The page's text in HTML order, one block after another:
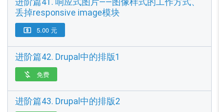
进阶篇41. 响应式图片——图像样式的工作方式、
丢掉responsive image模块
 5.00 元
进阶篇42. Drupal中的排版1
 免费
进阶篇43. Drupal中的排版2